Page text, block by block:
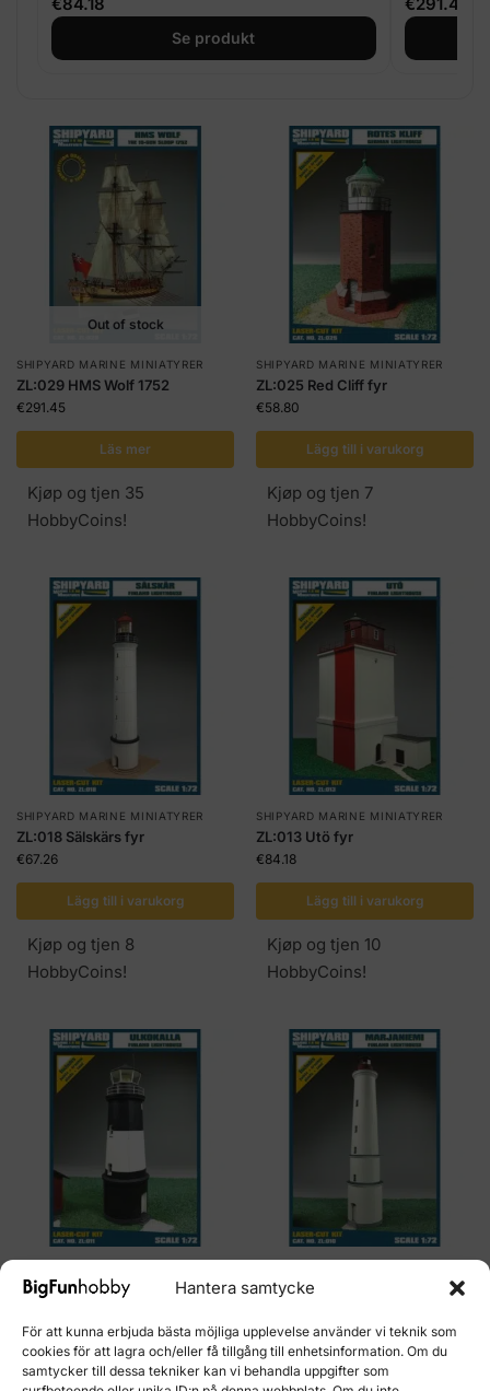
Hantera samtycke
För att kunna erbjuda bästa möjliga upplevelse använder vi teknik som
cookies för att lagra och/eller få tillgång till enhetsinformation. Om du
samtycker till dessa tekniker kan vi behandla uppgifter som
Se produkt
Out of stock
SHIPYARD MARINE MINIATYRER
ZL:029 HMS Wolf 1752
€291.45
Läs mer
Kjøp og tjen 35
HobbyCoins!
SHIPYARD MARINE MINIATYRER
ZL:025 Red Cliff fyr
€58.80
Lägg till i varukorg
Kjøp og tjen 7
HobbyCoins!
SHIPYARD MARINE MINIATYRER
ZL:018 Sälskärs fyr
€67.26
Lägg till i varukorg
Kjøp og tjen 8
HobbyCoins!
SHIPYARD MARINE MINIATYRER
ZL:013 Utö fyr
€84.18
Lägg till i varukorg
Kjøp og tjen 10
HobbyCoins!
ZL:011 Ulkokalla fyr
Lägg till i varukorg
ZL:010 Marjaniemi fyr
Lägg till i varukorg